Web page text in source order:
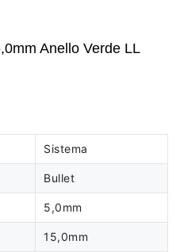
Anello Verde LL
Sistema
Bullet
5,0mm
15,0mm